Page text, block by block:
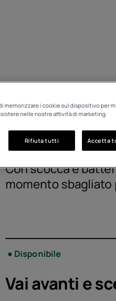
HMD 105
1GF029CPH1L03
Con scocca e
momento sbagliato
Disponibile
Vai avanti e
memorizzare i cookie sul dispositivo per
nelle nostre attività di marketing.
Rifiuta tutti Accetta